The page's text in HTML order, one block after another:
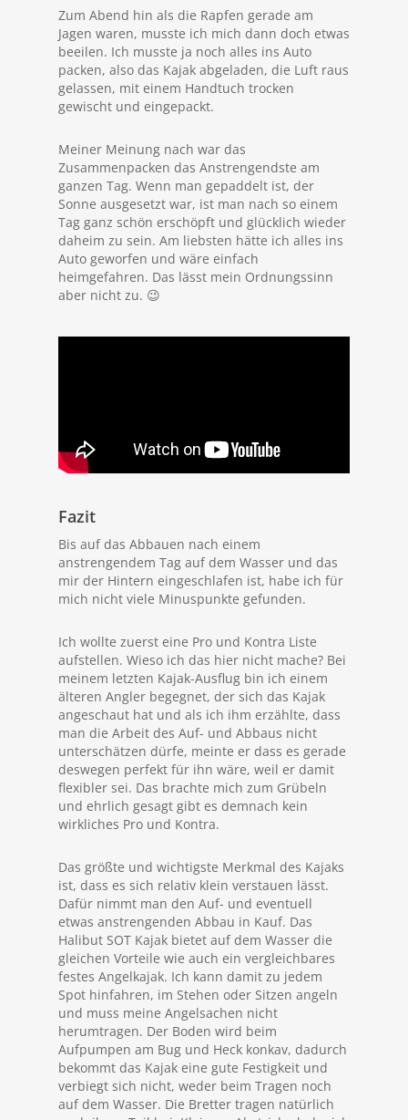
Zum Abend hin als die Rapfen gerade am
Jagen waren, musste ich mich dann doch etwas
beeilen. Ich musste ja noch alles ins Auto
packen, also das Kajak abgeladen, die Luft raus
gelassen, mit einem Handtuch trocken
gewischt und eingepackt.
Meiner Meinung nach war das
Zusammenpacken das Anstrengendste am
ganzen Tag. Wenn man gepaddelt ist, der
Sonne ausgesetzt war, ist man nach so einem
Tag ganz schön erschöpft und glücklich wieder
daheim zu sein. Am liebsten hätte ich alles ins
Auto geworfen und wäre einfach
heimgefahren. Das lässt mein Ordnungssinn
aber nicht zu. 😉
Fazit
Bis auf das Abbauen nach einem
anstrengendem Tag auf dem Wasser und das
mir der Hintern eingeschlafen ist, habe ich für
mich nicht viele Minuspunkte gefunden.
Ich wollte zuerst eine Pro und Kontra Liste
aufstellen. Wieso ich das hier nicht mache? Bei
meinem letzten Kajak-Ausflug bin ich einem
älteren Angler begegnet, der sich das Kajak
angeschaut hat und als ich ihm erzählte, dass
man die Arbeit des Auf- und Abbaus nicht
unterschätzen dürfe, meinte er dass es gerade
deswegen perfekt für ihn wäre, weil er damit
flexibler sei. Das brachte mich zum Grübeln
und ehrlich gesagt gibt es demnach kein
wirkliches Pro und Kontra.
Das größte und wichtigste Merkmal des Kajaks
ist, dass es sich relativ klein verstauen lässt.
Dafür nimmt man den Auf- und eventuell
etwas anstrengenden Abbau in Kauf. Das
Halibut SOT Kajak bietet auf dem Wasser die
gleichen Vorteile wie auch ein vergleichbares
festes Angelkajak. Ich kann damit zu jedem
Spot hinfahren, im Stehen oder Sitzen angeln
und muss meine Angelsachen nicht
herumtragen. Der Boden wird beim
Aufpumpen am Bug und Heck konkav, dadurch
bekommt das Kajak eine gute Festigkeit und
verbiegt sich nicht, weder beim Tragen noch
auf dem Wasser. Die Bretter tragen natürlich